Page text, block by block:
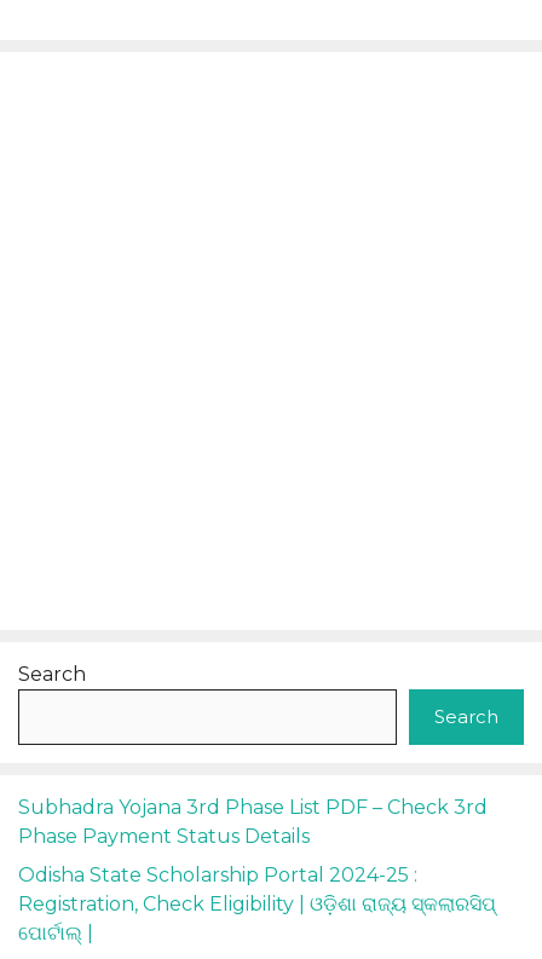
Search
Search
Subhadra Yojana 3rd Phase List PDF – Check 3rd
Phase Payment Status Details
Odisha State Scholarship Portal 2024-25 :
Registration, Check Eligibility | ଓଡ଼ିଶା ରାଜ୍ୟ ସ୍କଲାରସିପ୍
ପୋର୍ଟାଲ୍ |